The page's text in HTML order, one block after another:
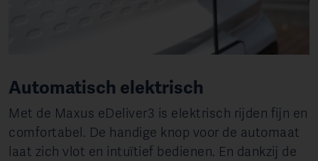
Automatisch elektrisch
Met de Maxus eDeliver3 is elektrisch rijden fijn en
comfortabel. De handige knop voor de automaat
laat zich vlot en intuïtief bedienen. En dankzij de